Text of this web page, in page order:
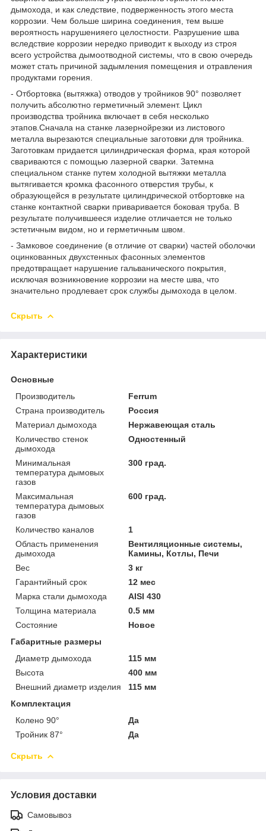
дымохода, и как следствие, подверженность этого места
коррозии. Чем больше ширина соединения, тем выше
вероятность нарушенияего целостности. Разрушение шва
вследствие коррозии нередко приводит к выходу из строя
всего устройства дымоотводной системы, что в свою очередь
может стать причиной задымления помещения и отравления
продуктами горения.
- Отбортовка (вытяжка) отводов у тройников 90° позволяет
получить абсолютно герметичный элемент. Цикл
производства тройника включает в себя несколько
этапов.Сначала на станке лазернойрезки из листового
металла вырезаются специальные заготовки для тройника.
Заготовкам придается цилиндрическая форма, края которой
свариваются с помощью лазерной сварки. Затемна
специальном станке путем холодной вытяжки металла
вытягивается кромка фасонного отверстия трубы, к
образующейся в результате цилиндрической отбортовке на
станке контактной сварки приваривается боковая труба. В
результате получившееся изделие отличается не только
эстетичным видом, но и герметичным швом.
- Замковое соединение (в отличие от сварки) частей оболочки
оцинкованных двухстенных фасонных элементов
предотвращает нарушение гальванического покрытия,
исключая возникновение коррозии на месте шва, что
значительно продлевает срок службы дымохода в целом.
Скрыть
Характеристики
Основные
Производитель
Ferrum
Страна производитель
Россия
Материал дымохода
Нержавеющая сталь
Количество стенок
дымохода
Одностенный
Минимальная
температура дымовых
газов
300 град.
Максимальная
температура дымовых
газов
600 град.
Количество каналов
1
Область применения
дымохода
Вентиляционные системы,
Камины, Котлы, Печи
Вес
3 кг
Гарантийный срок
12 мес
Марка стали дымохода
AISI 430
Толщина материала
0.5 мм
Состояние
Новое
Габаритные размеры
Диаметр дымохода
115 мм
Высота
400 мм
Внешний диаметр изделия
115 мм
Комплектация
Колено 90°
Да
Тройник 87°
Да
Скрыть
Условия доставки
Самовывоз